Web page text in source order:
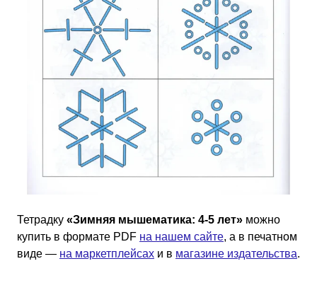
Тетрадку «Зимняя мышематика: 4-5 лет» можно
купить в формате PDF на нашем сайте, а в печатном
виде — на маркетплейсах и в магазине издательства.